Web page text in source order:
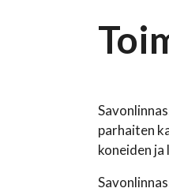
parhaiten
koneiden